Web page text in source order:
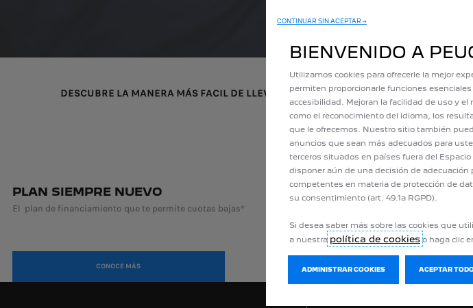
DESCUBRE LA MANERA MÁS FACIL DE LLEVARTE TU LEÓN
PLAN SIEMPRE NUEVO
El plan de financiamiento que te permite cuotas bajas*
CONOCE MÁS
CONTINUAR SIN ACEPTAR →
BIENVENIDO A
Utilizamos cookies para ofrecerle la mejor
permiten proporcionarle funciones
accesibilidad. Mejoran la facilidad de uso y
como el reconocimiento del idioma, los
que le ofrecemos. Nuestro sitio también
anuncios que sean más adecuados para
terceros situados en países fuera del
disponer aún de una decisión de
competentes en materia de protección de
su consentimiento (art. 49.1a RGPD).
Si desea saber más sobre las cookies que
a nuestra política de cookies o haga clic
ADMINISTRAR COOKIES ACEPTAR